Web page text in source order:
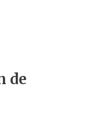
de